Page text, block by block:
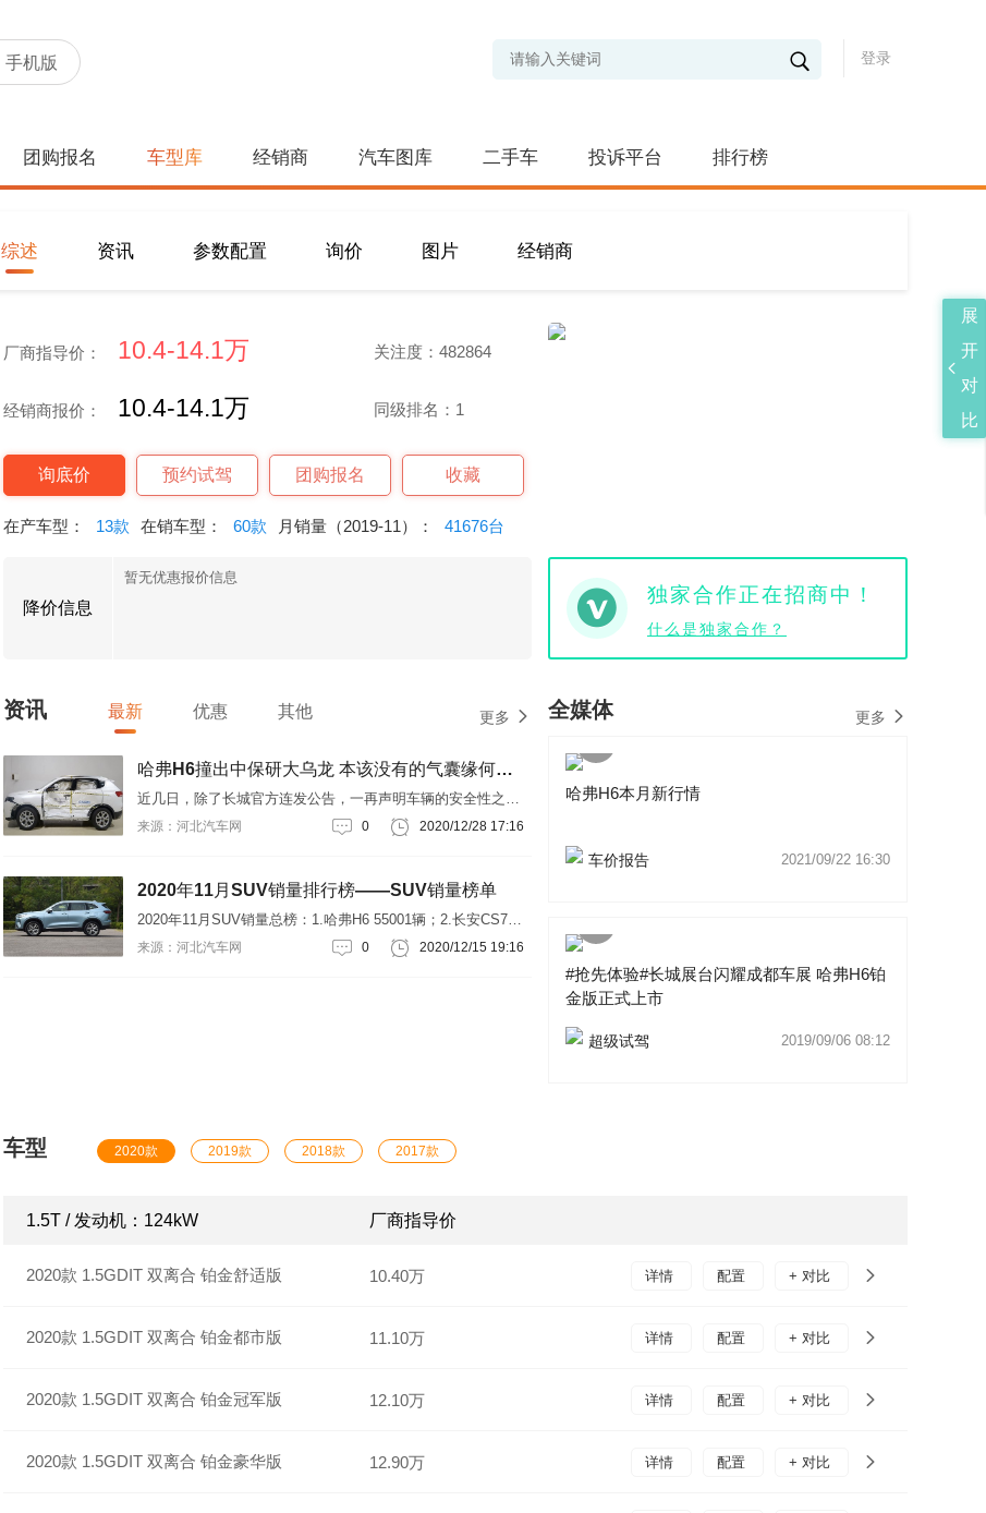
手机版 登录
团购报名 车型库 经销商 汽车图库 二手车 投诉平台 排行榜
综述 资讯 参数配置 询价 图片 经销商
厂商指导价： 10.4-14.1万 关注度：482864
经销商报价： 10.4-14.1万 同级排名：1
询底价 预约试驾 团购报名 收藏
在产车型： 13款 在销车型： 60款 月销量（2019-11）： 41676台
降价信息
暂无优惠报价信息
独家合作正在招商中！
什么是独家合作？
资讯 最新 优惠 其他 更多
哈弗H6撞出中保研大乌龙 本该没有的气囊缘何凭空出现？
近几日，除了长城官方连发公告，一再声明车辆的安全性之
外，很多人也用中保研在今年对于第二代哈弗H6的安全指数评
来源：河北汽车网 0 2020/12/28 17:16
2020年11月SUV销量排行榜——SUV销量榜单
2020年11月SUV销量总榜：1.哈弗H6 55001辆；2.长安CS75
32759辆；3.本田CR-V 31455辆；4.吉利博越 26136辆；5.日
来源：河北汽车网 0 2020/12/15 19:16
全媒体 更多
哈弗H6本月新行情
车价报告 2021/09/22 16:30
#抢先体验#长城展台闪耀成都车展 哈弗H6铂
金版正式上市
超级试驾 2019/09/06 08:12
车型 2020款 2019款 2018款 2017款
1.5T / 发动机：124kW 厂商指导价
2020款 1.5GDIT 双离合 铂金舒适版 10.40万 详情 配置 + 对比
2020款 1.5GDIT 双离合 铂金都市版 11.10万 详情 配置 + 对比
2020款 1.5GDIT 双离合 铂金冠军版 12.10万 详情 配置 + 对比
2020款 1.5GDIT 双离合 铂金豪华版 12.90万 详情 配置 + 对比
展
开
对
比